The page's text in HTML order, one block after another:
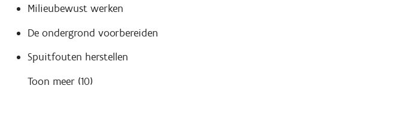
Milieubewust werken
De ondergrond voorbereiden
Spuitfouten herstellen
Toon meer (10)